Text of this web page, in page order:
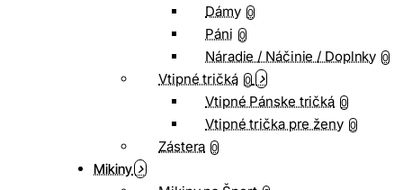
Dámy 0
Páni 0
Náradie / Náčinie / Doplnky 0
Vtipné tričká 0
Vtipné Pánske tričká 0
Vtipné trička pre ženy 0
Zástera 0
Mikiny